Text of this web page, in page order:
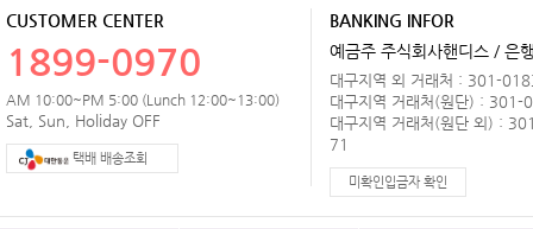
CUSTOMER CENTER
1899-0970
AM 10:00~PM 5:00 (Lunch 12:00~13:00)
Sat, Sun, Holiday OFF
택배 배송조회
BANKING INFOR
예금주 주식회사핸디스 / 은
대구지역 외 거래처 : 301-
대구지역 거래처(원단) :
대구지역 거래처(원단 외) :
71
미확인입금자 확인